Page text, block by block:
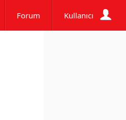
Forum Kullanıcı